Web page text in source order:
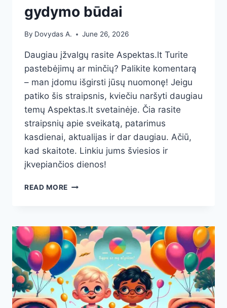
gydymo būdai
By Dovydas A. June 26, 2026
Daugiau įžvalgų rasite Aspektas.lt Turite
pastebėjimų ar minčių? Palikite komentarą
– man įdomu išgirsti jūsų nuomonę! Jeigu
patiko šis straipsnis, kviečiu naršyti daugiau
temų Aspektas.lt svetainėje. Čia rasite
straipsnių apie sveikatą, patarimus
kasdienai, aktualijas ir dar daugiau. Ačiū,
kad skaitote. Linkiu jums šviesios ir
įkvepiančios dienos!
READ MORE STOMATITAS
IR
GYDYMO
BŪDAI